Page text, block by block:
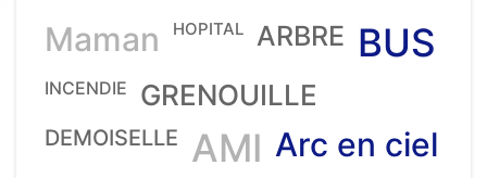
Maman HOPITAL ARBRE BUS
INCENDIE GRENOUILLE
DEMOISELLE AMI Arc en ciel